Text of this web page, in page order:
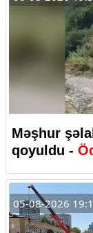
Məşhur
qoyuldu -
05-08-2026